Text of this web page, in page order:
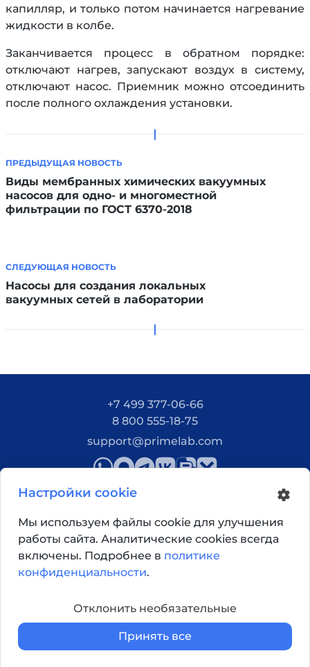
капилляр, и только потом начинается нагревание
жидкости в колбе.
Заканчивается процесс в обратном порядке:
отключают нагрев, запускают воздух в систему,
отключают насос. Приемник можно отсоединить
после полного охлаждения установки.
ПРЕДЫДУЩАЯ НОВОСТЬ
Виды мембранных химических вакуумных
насосов для одно- и многоместной
фильтрации по ГОСТ 6370-2018
СЛЕДУЮЩАЯ НОВОСТЬ
Насосы для создания локальных
вакуумных сетей в лаборатории
+7 499 377-06-66
8 800 555-18-75
support@primelab.com
Как добраться?
Настройки cookie
Мы используем файлы cookie для улучшения
работы сайта. Аналитические cookies всегда
включены. Подробнее в политике
конфиденциальности.
Отклонить необязательные
Принять все